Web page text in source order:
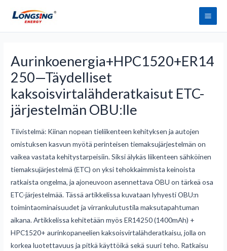
sisältöön
Aurinkoenergia+HPC1520+ER14
250—Täydelliset
kaksoisvirtalähderatkaisut ETC-
järjestelmän OBU:lle
Tiivistelmä: Kiinan nopean tieliikenteen kehityksen ja autojen
omistuksen kasvun myötä perinteisen tiemaksujärjestelmän on
vaikea vastata kehitystarpeisiin. Siksi älykäs liikenteen sähköinen
tiemaksujärjestelmä (ETC) on yksi tehokkaimmista keinoista
ratkaista ongelma, ja ajoneuvoon asennettava OBU on tärkeä osa
ETC-järjestelmää. Tässä artikkelissa kuvataan lyhyesti OBU:n
toimintaominaisuudet ja virrankulutustila maksutapahtuman
aikana. Artikkelissa kehitetään myös ER14250 (1400mAh) +
HPC1520+ aurinkopaneelien kaksoisvirtalähderatkaisu, jolla on
korkea luotettavuus ja pitkä käyttöikä sekä suuri teho. Ratkaisu